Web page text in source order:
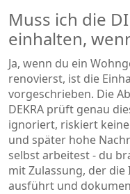
Muss ich die
einhalten,
Ja, wenn du ein
renovierst, ist die
vorgeschrieben. Die
DEKRA prüft genau
ignoriert, riskiert
und später hohe
selbst arbeitest - du
mit Zulassung, der
ausführt und